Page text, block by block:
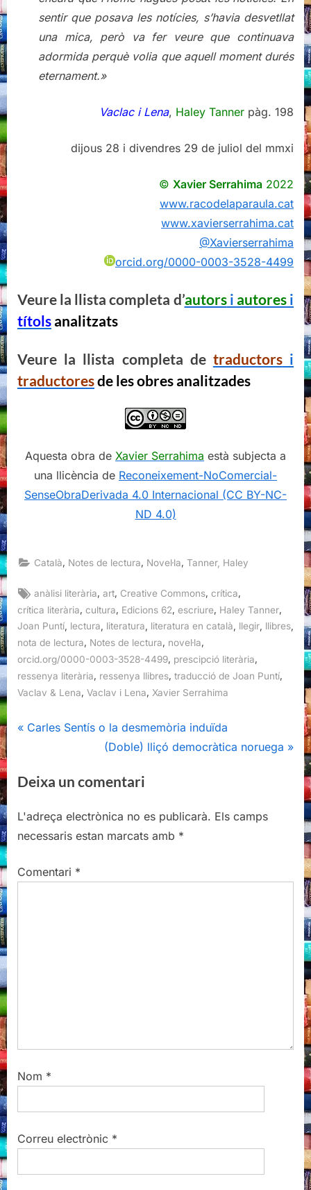
sentir que posava les notícies, s’havia desvetllat
una mica, però va fer veure que continuava
adormida perquè volia que aquell moment durés
eternament.»
Vaclac i Lena, Haley Tanner pàg. 198
dijous 28 i divendres 29 de juliol del mmxi
© Xavier Serrahima 2022
www.racodelaparaula.cat
www.xavierserrahima.cat
@Xavierserrahima
orcid.org/0000-0003-3528-4499
Veure la llista completa d’autorsi autoresi
títolsanalitzats
Veure la llista completa de traductorsi
traductoresde les obres analitzades
Aquesta obra de Xavier Serrahima està subjecta a
una llicència de Reconeixement-NoComercial-
SenseObraDerivada 4.0 Internacional (CC BY-NC-
ND 4.0)
Català Notes de lectura Novel·la ,Tanner, Haley
Tags:
anàlisi literària ,art Creative Commons ,crítica
crítica literària cultura Edicions 62 escriure Haley Tanner
Joan Puntí lectura literatura literatura en català llegir llibres
nota de lectura, Notes de lectura, novel·la,
orcid.org/0000-0003-3528-4499, prescipció literària,
ressenya literària
ressenya llibres traducció de Joan Puntí
Vaclav & Lena Vaclav i Lena Xavier Serrahima
Navegació
d'entrades
P
v
o
u
P
Carles Sentís o la desmemòria induïda
N
x
P
o
t
(Doble) lliçó democràtica noruega
Deixa un comentari
L'adreça electrònica no es publicarà. Els camps
necessaris estan marcats amb *
Comentari *
Nom *
Correu electrònic *